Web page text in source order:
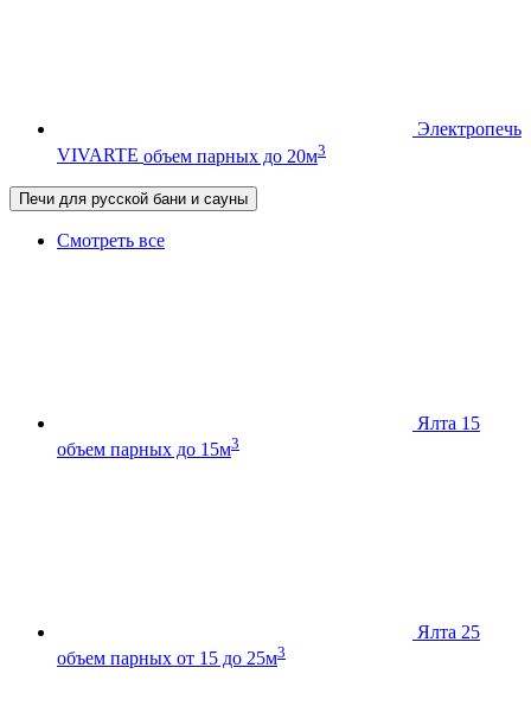
Электропечь
VIVARTE объем парных до 20м3
Печи для русской бани и сауны
Смотреть все
Ялта 15
объем парных до 15м3
Ялта 25
объем парных от 15 до 25м3